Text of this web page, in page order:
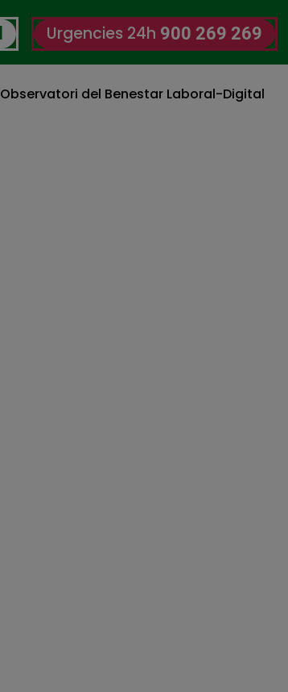
Urgencies 24h 900 269 269
Observatori del Benestar Laboral-Digital